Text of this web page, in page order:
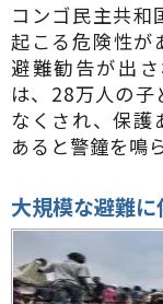
コンゴ民主共和
起こる危険性が
避難勧告が出
は、28万人の
なくされ、保護
あると警鐘を鳴
大規模な避難